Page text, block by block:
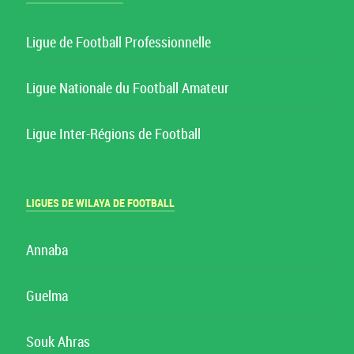
Ligue de Football Professionnelle
Ligue Nationale du Football Amateur
Ligue Inter-Régions de Football
LIGUES DE WILAYA DE FOOTBALL
Annaba
Guelma
Souk Ahras